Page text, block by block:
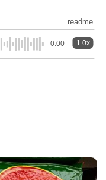
readme
0:00 1.0x